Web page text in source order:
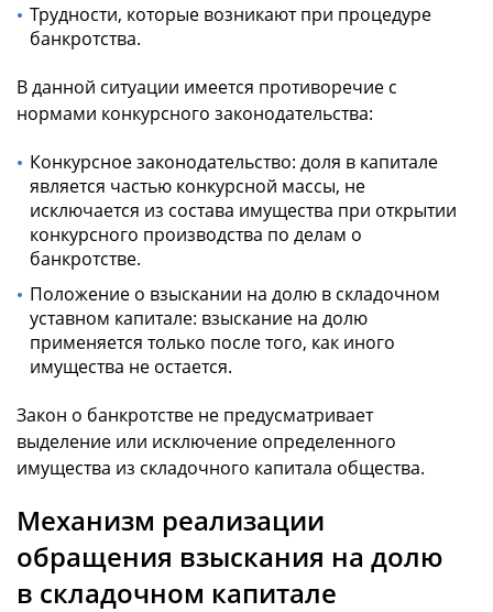
Трудности, которые возникают при процедуре
банкротства.
В данной ситуации имеется противоречие с
нормами конкурсного законодательства:
Конкурсное законодательство: доля в капитале
является частью конкурсной массы, не
исключается из состава имущества при открытии
конкурсного производства по делам о
банкротстве.
Положение о взыскании на долю в складочном
уставном капитале: взыскание на долю
применяется только после того, как иного
имущества не остается.
Закон о банкротстве не предусматривает
выделение или исключение определенного
имущества из складочного капитала общества.
Механизм реализации
обращения взыскания на долю
в складочном капитале